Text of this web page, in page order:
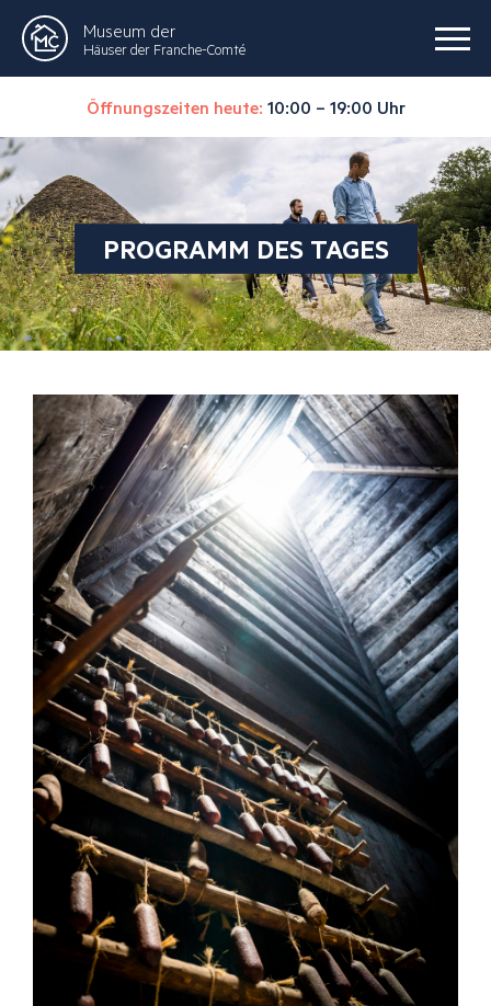
Museum der
Häuser der Franche-Comté
Öffnungszeiten heute: 10:00 – 19:00 Uhr
PROGRAMM DES TAGES